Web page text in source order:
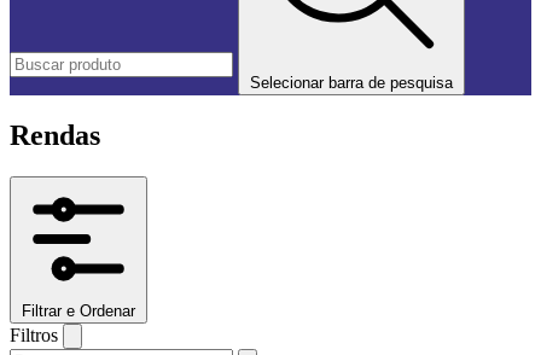
Selecionar barra de pesquisa
Rendas
Filtrar e Ordenar
Filtros